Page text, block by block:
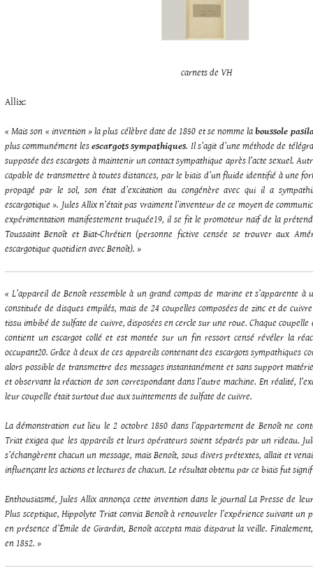
carnets de VH
Allix:
« Mais son « invention » la plus célèbre date de 1850 et se nomme laboussole
plus communément lesescargots sympathiques. Il s’agit d’une méthode de
supposée des escargots à maintenir un contact sympathique après l’acte sexuel.
capable de transmettre à toutes distances, par le biais d’un fluide identifié à une
propagé par le sol, son état d’excitation au congénère avec qui il a
escargotique ». Jules Allix n’était pas vraiment l’inventeur de ce moyen de
expérimentation manifestement truquée19, il se fit le promoteur naïf de la
Toussaint Benoît et Biat-Chrétien (personne fictive censée se trouver aux
escargotique quotidien avec Benoît). »
« L’appareil de Benoît ressemble à un grand compas de marine et s’apparente à
constituée de disques empilés, mais de 24 coupelles composées de zinc et de
tissu imbibé de sulfate de cuivre, disposées en cercle sur une roue. Chaque
contient un escargot collé et est montée sur un fin ressort censé révéler la
occupant20. Grâce à deux de ces appareils contenant des escargots sympathiques
alors possible de transmettre des messages instantanément et sans support
et observant la réaction de son correspondant dans l’autre machine. En réalité,
leur coupelle était surtout due aux suintements de sulfate de cuivre.
La démonstration eut lieu le 2 octobre 1850 dans l’appartement de Benoît ne
Triat exigea que les appareils et leurs opérateurs soient séparés par un rideau.
s’échangèrent chacun un message, mais Benoît, sous divers prétextes, allait et
influençant les actions et lectures de chacun. Le résultat obtenu par ce biais fut
Enthousiasmé, Jules Allix annonça cette invention dans le journal La Presse de
Plus sceptique, Hippolyte Triat convia Benoît à renouveler l’expérience suivant un
en présence d’Émile de Girardin, Benoît accepta mais disparut la veille.
en 1852. »